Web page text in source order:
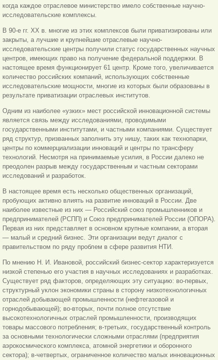
когда каждое отраслевое министерство имело собственные научно-
исследовательские комплексы.
В 90-е гг. XX в. многие из этих комплексов были приватизированы или
закрыты, а лучшие и крупнейшие отраслевые научно-
исследовательские центры получили статус государственных научных
центров, имеющих право на получение федеральной поддержки. В
настоящее время функционирует 61 центр. Кроме того, увеличивается
количество российских компаний, использующих собственные
исследовательские мощности, многие из которых были образованы в
результате приватизации отраслевых институтов.
Одним из наиболее «узких» мест российской инновационной системы
является связь между исследованиями, проводимыми
государственными институтами, и частными компаниями. Существует
ряд структур, призванных заполнить эту нишу, таких как технопарки,
центры по коммерциализации инноваций и центры по трансферу
технологий. Несмотря на принимаемые усилия, в России далеко не
преодолен разрыв между государственным и частным секторами
исследований и разработок.
В настоящее время есть несколько общественных организаций,
пробующих активно влиять на развитие инноваций в России. Две
наиболее известные из них — Российский союз промышленников и
предпринимателей (РСПП) и Союз предпринимателей России (ОПОРА).
Первая из них представляет в основном крупные компании, а вторая
— малый и средний бизнес. Эти организации ведут диалог с
правительством по ряду проблем в сфере развития НТИ.
По мнению Н. И. Ивановой, российский бизнес-сектор характеризуется
низкой степенью его участия в научных исследованиях и разработках.
Существует ряд факторов, определяющих эту ситуацию: во-первых,
структурный уклон экономики страны в сторону низкотехнологичных
отраслей добывающей промышленности (нефтегазовой и
горнодобывающей); во-вторых, почти полное отсутствие
высокотехнологичных отраслей промышленности, производящих
товары массового потребления; в-третьих, государственный контроль
за основными технологически сложными отраслями (предприятия
аэрокосмического комплекса, атомной энергетики и оборонного
сектора); в-четвертых, ограниченное количество малых инновационных